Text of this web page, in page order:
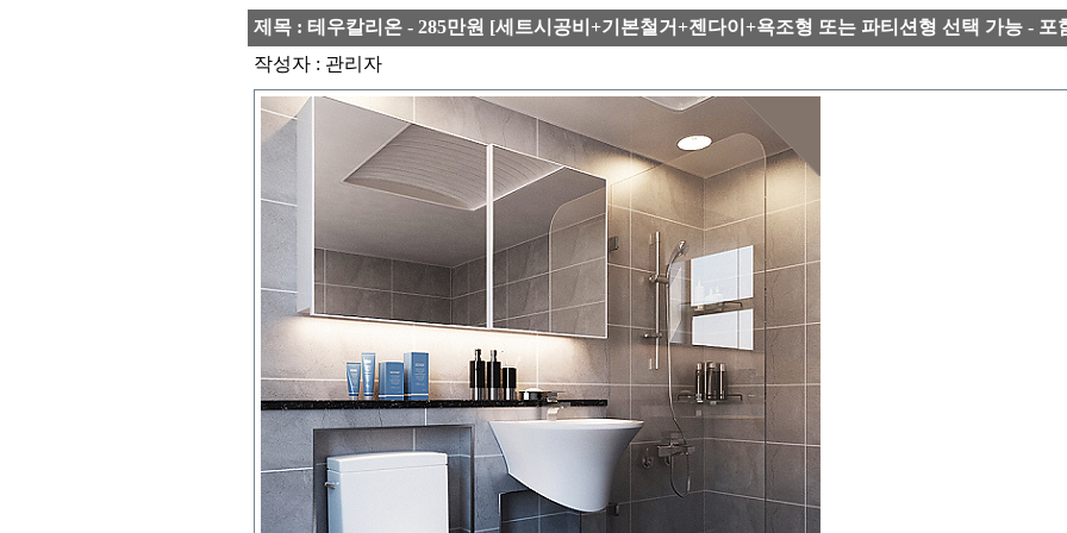
제목 : 테우칼리온 - 285만원 [세트시공비+기본철거+젠다이+욕조형 또는 파티션형 선택 가능 - 포
작성자 : 관리자